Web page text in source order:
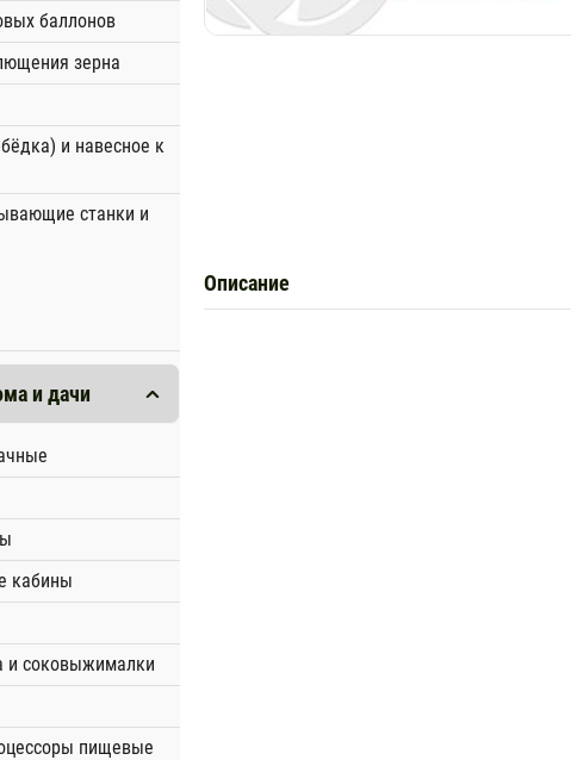
баллонов
зерна
и навесное к
станки и
и дачи
кабины
и соковыжималки
пищевые
Описание